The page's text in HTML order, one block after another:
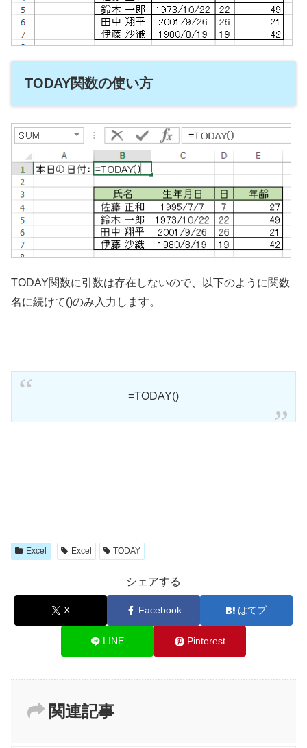
TODAY関数の使い方
TODAY関数に引数は存在しないので、以下のように関数
名に続けて()のみ入力します。
=TODAY()
Excel Excel TODAY
シェアする
X Facebook はてブ
LINE Pinterest
関連記事